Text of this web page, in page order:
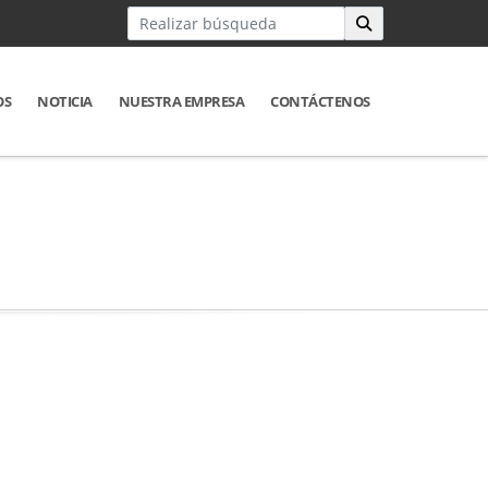
NOTICIA NUESTRA EMPRESA CONTÁCTENOS